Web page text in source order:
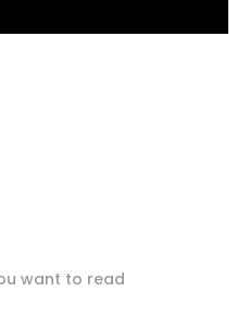
want to read